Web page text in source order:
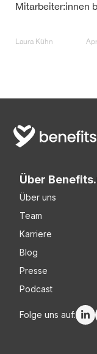
Mitarbeiter:innen
Laura Kühn
Über
Über uns
Team
Karriere
Blog
Presse
Podcast
Folge uns auf: